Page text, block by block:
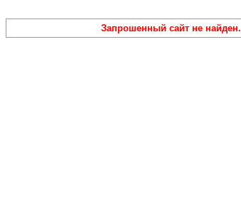
Запрошенный сайт не найден.